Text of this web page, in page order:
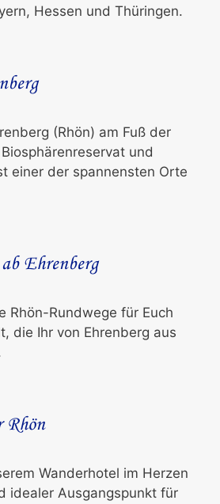
Hessen und Thüringen.
(Rhön) am Fuß der
und
einer der spannensten Orte
Ehrenberg
Rhön-Rundwege für Euch
die Ihr von Ehrenberg aus
Rhön
Wanderhotel im Herzen
idealer Ausgangspunkt für